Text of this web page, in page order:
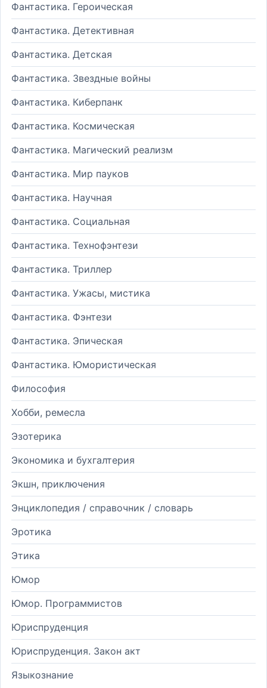
Фантастика. Героическая
Фантастика. Детективная
Фантастика. Детская
Фантастика. Звездные войны
Фантастика. Киберпанк
Фантастика. Космическая
Фантастика. Магический реализм
Фантастика. Мир пауков
Фантастика. Научная
Фантастика. Социальная
Фантастика. Технофэнтези
Фантастика. Триллер
Фантастика. Ужасы, мистика
Фантастика. Фэнтези
Фантастика. Эпическая
Фантастика. Юмористическая
Философия
Хобби, ремесла
Эзотерика
Экономика и бухгалтерия
Экшн, приключения
Энциклопедия / справочник / словарь
Эротика
Этика
Юмор
Юмор. Программистов
Юриспруденция
Юриспруденция. Закон акт
Языкознание